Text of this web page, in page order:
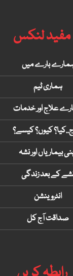
مفید لنکس
بارے میں
ہماری ٹیم
علاج اور خدمات
کیوں؟ کیسے؟
بیماریاں اور نشہ
کے بعد زندگی
انٹروینشن
صداقت آج کل